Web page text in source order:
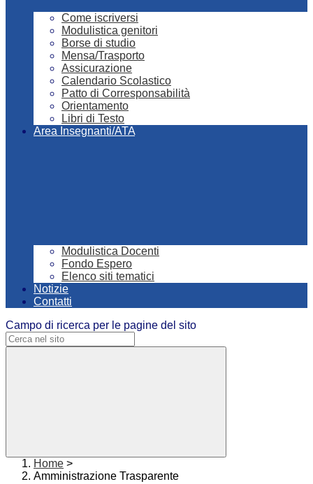
Come iscriversi
Modulistica genitori
Borse di studio
Mensa/Trasporto
Assicurazione
Calendario Scolastico
Patto di Corresponsabilità
Orientamento
Libri di Testo
Area Insegnanti/ATA
Modulistica Docenti
Fondo Espero
Elenco siti tematici
Notizie
Contatti
Campo di ricerca per le pagine del sito
Home >
Amministrazione Trasparente